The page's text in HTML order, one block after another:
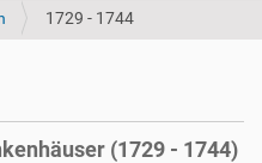
1729 - 1744
(1729 - 1744)